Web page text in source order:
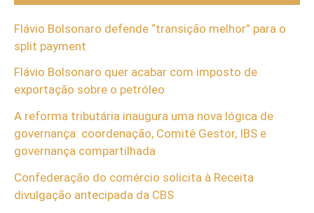
Flávio Bolsonaro defende “transição melhor” para o
split payment
Flávio Bolsonaro quer acabar com imposto de
exportação sobre o petróleo
A reforma tributária inaugura uma nova lógica de
governança: coordenação, Comitê Gestor, IBS e
governança compartilhada
Confederação do comércio solicita à Receita
divulgação antecipada da CBS